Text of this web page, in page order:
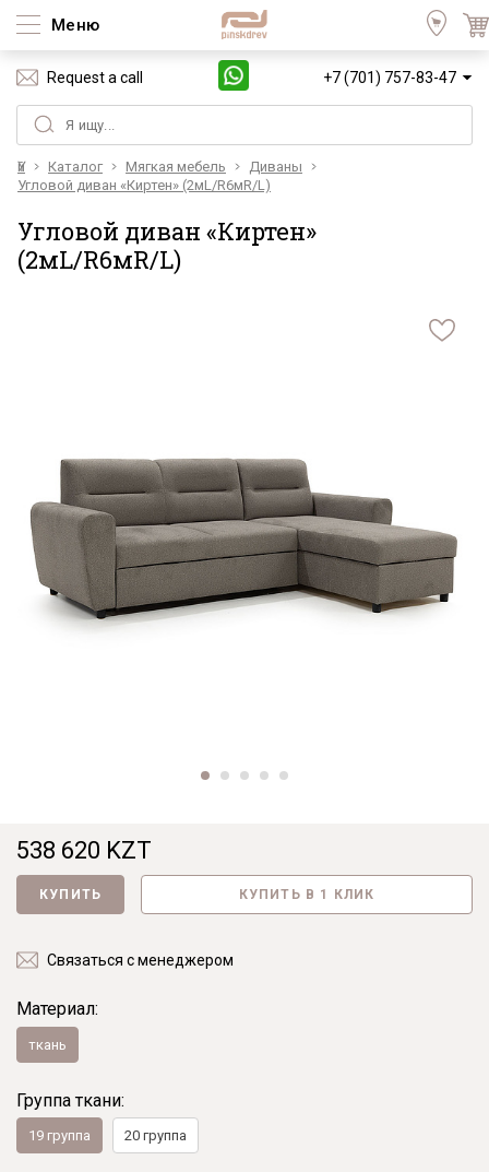
Меню
Request a call +7 (701) 757-83-47
Үй Каталог Мягкая мебель
Диваны
Угловой диван «Киртен» (2мL/R6мR/L)
Угловой диван «Киртен»
(2мL/R6мR/L)
538 620 KZT
КУПИТЬ КУПИТЬ В 1 КЛИК
Связаться с менеджером
Материал:
ткань
Группа ткани:
19 группа 20 группа